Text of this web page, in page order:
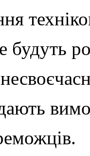
будуть